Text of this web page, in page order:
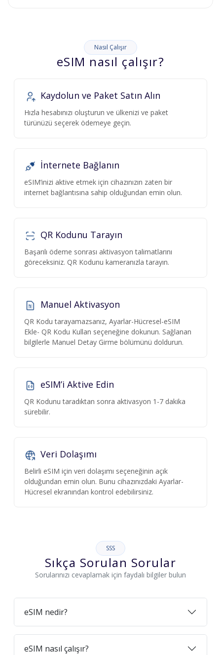
Nasıl Çalışır
eSIM nasıl çalışır?
Kaydolun ve Paket Satın Alın
Hızla hesabınızı oluşturun ve ülkenizi ve paket
türünüzü seçerek ödemeye geçin.
İnternete Bağlanın
eSIM’inizi aktive etmek için cihazınızın zaten bir
internet bağlantısına sahip olduğundan emin olun.
QR Kodunu Tarayın
Başarılı ödeme sonrası aktivasyon talimatlarını
göreceksiniz. QR Kodunu kameranızla tarayın.
Manuel Aktivasyon
QR Kodu tarayamazsanız, Ayarlar-Hücresel-eSIM
Ekle- QR Kodu Kullan seçeneğine dokunun. Sağlanan
bilgilerle Manuel Detay Girme bölümünü doldurun.
eSIM’i Aktive Edin
QR Kodunu taradıktan sonra aktivasyon 1-7 dakika
sürebilir.
Veri Dolaşımı
Belirli eSIM için veri dolaşımı seçeneğinin açık
olduğundan emin olun. Bunu cihazınızdaki Ayarlar-
Hücresel ekranından kontrol edebilirsiniz.
SSS
Sıkça Sorulan Sorular
Sorularınızı cevaplamak için faydalı bilgiler bulun
eSIM nedir?
eSIM nasıl çalışır?